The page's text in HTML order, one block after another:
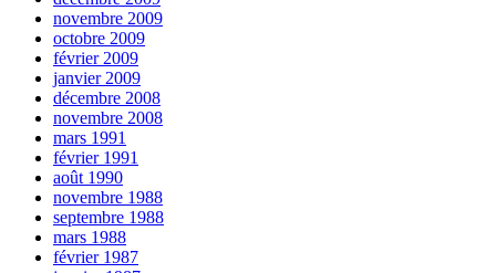
novembre 2009
octobre 2009
février 2009
janvier 2009
décembre 2008
novembre 2008
mars 1991
février 1991
août 1990
novembre 1988
septembre 1988
mars 1988
février 1987